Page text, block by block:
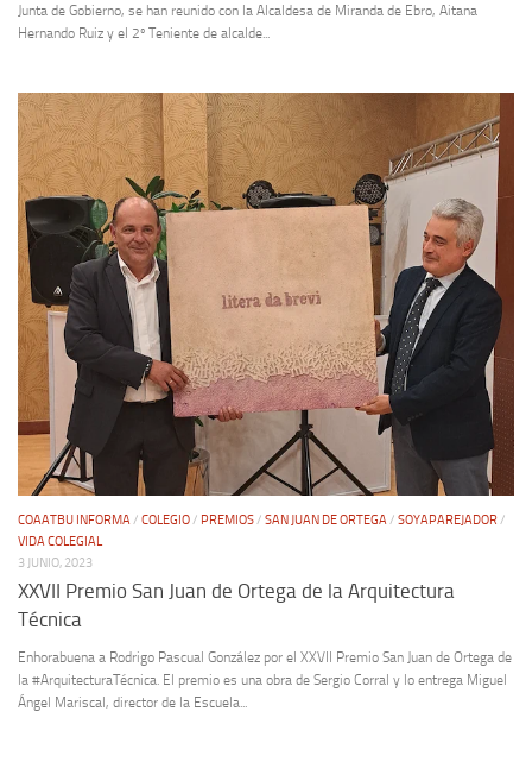
Junta de Gobierno, se han reunido con la Alcaldesa de Miranda de Ebro, Aitana
Hernando Ruiz y el 2º Teniente de alcalde...
COAATBU INFORMA/ COLEGIO/ PREMIOS/ SAN JUAN DE ORTEGA/ SOYAPAREJADOR/
VIDA COLEGIAL
3 JUNIO, 2023
XXVII Premio San Juan de Ortega de la Arquitectura
Técnica
Enhorabuena a Rodrigo Pascual González por el XXVII Premio San Juan de Ortega de
la #ArquitecturaTécnica. El premio es una obra de Sergio Corral y lo entrega Miguel
Ángel Mariscal, director de la Escuela...